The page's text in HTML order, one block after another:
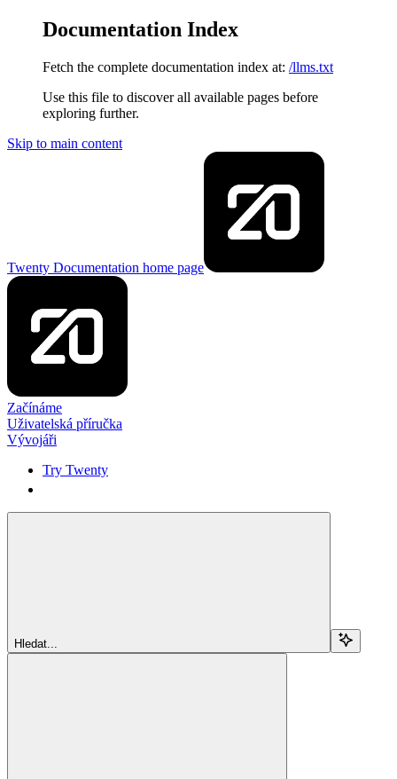
Documentation Index
Fetch the complete documentation index at: /llms.txt
Use this file to discover all available pages before
exploring further.
Skip to main content
Twenty Documentation home page
Začínáme
Uživatelská příručka
Vývojáři
Try Twenty
Hledat...